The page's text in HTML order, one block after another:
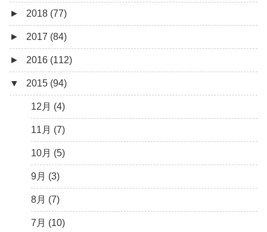
5月 (7)
4月 (9)
3月 (15)
2月 (6)
1月 (10)
8月 (5)
7月 (5)
6月 (8)
5月 (13)
4月 (12)
3月 (13)
2月 (14)
1月 (7)
10月 (1)
8月 (2)
7月 (4)
6月 (6)
5月 (5)
4月 (10)
3月 (5)
2月 (11)
1月 (10)
11月 (10)
10月 (8)
9月 (5)
8月 (9)
7月 (8)
6月 (3)
5月 (10)
4月 (7)
3月 (8)
2月 (19)
12月 (9)
11月 (11)
10月 (9)
9月 (16)
8月 (9)
7月 (11)
6月 (5)
5月 (8)
4月 (12)
3月 (9)
► 2018 (77)
12月 (6)
11月 (4)
10月 (8)
9月 (12)
8月 (4)
7月 (7)
6月 (7)
5月 (7)
4月 (6)
► 2017 (84)
12月 (5)
11月 (3)
10月 (5)
9月 (1)
8月 (4)
7月 (6)
6月 (6)
5月 (7)
► 2016 (112)
12月 (5)
11月 (11)
10月 (6)
9月 (9)
8月 (14)
7月 (13)
6月 (11)
▼ 2015 (94)
12月 (4)
11月 (7)
10月 (5)
9月 (3)
8月 (7)
7月 (10)